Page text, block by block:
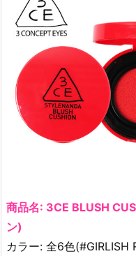
商品名: 3CE BLUSH
ン)
カラー: 全6色(#GIRLISH